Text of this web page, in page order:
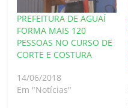
PREFEITURA DE AGUAÍ
FORMA MAIS 120
PESSOAS NO CURSO DE
CORTE E COSTURA
14/06/2018
Em "Notícias"